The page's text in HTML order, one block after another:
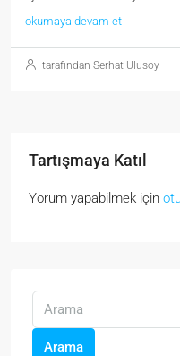
okumaya devam et
tarafından Serhat Ulusoy
Tartışmaya Katıl
Yorum yapabilmek için
Arama